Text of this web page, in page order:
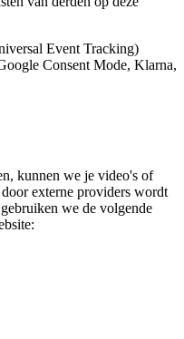
Event Tracking)
Consent Mode, Klarna,
kunnen we je video's of
externe providers wordt
we de volgende